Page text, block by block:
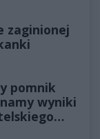
zaginionej
pomnik
wyniki